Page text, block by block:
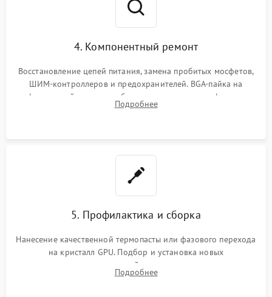
4. Компонентный ремонт
Восстановление цепей питания, замена пробитых мосфетов,
ШИМ-контроллеров и предохранителей. BGA-пайка на
инфракрасной станции реболлинг или замена графического
чипа и дефектной памяти GDDR. Прошивка BIOS
Подробнее
5. Профилактика и сборка
Нанесение качественной термопасты или фазового перехода
на кристалл GPU. Подбор и установка новых
термопрокладок правильной толщины на память и цепи
питания. Монтаж радиатора и бэкплейта, подключение и
Подробнее